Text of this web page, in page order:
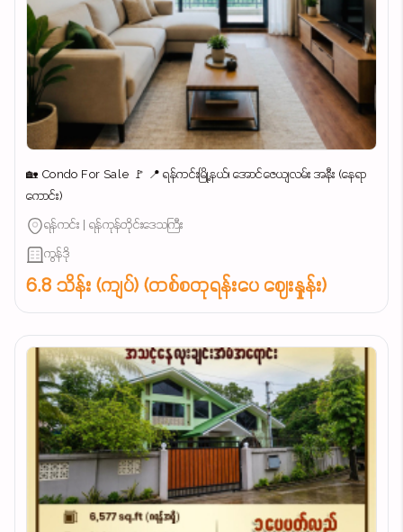
🏡 Condo For Sale 🚩 📍 ရန်ကင်းမြို့နယ်၊ အောင်ဇေယျလမ်း အနီး (နေရာ
ကောင်း)
ရန်ကင်း | ရန်ကုန်တိုင်းဒေသကြီး
ကွန်ဒို
6.8 သိန်း (ကျပ်) (တစ်စတုရန်းပေ ဈေးနှုန်း)